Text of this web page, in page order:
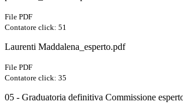
File PDF
Contatore click: 51
Laurenti Maddalena_esperto.pdf
File PDF
Contatore click: 35
05 - Graduatoria definitiva Commissione